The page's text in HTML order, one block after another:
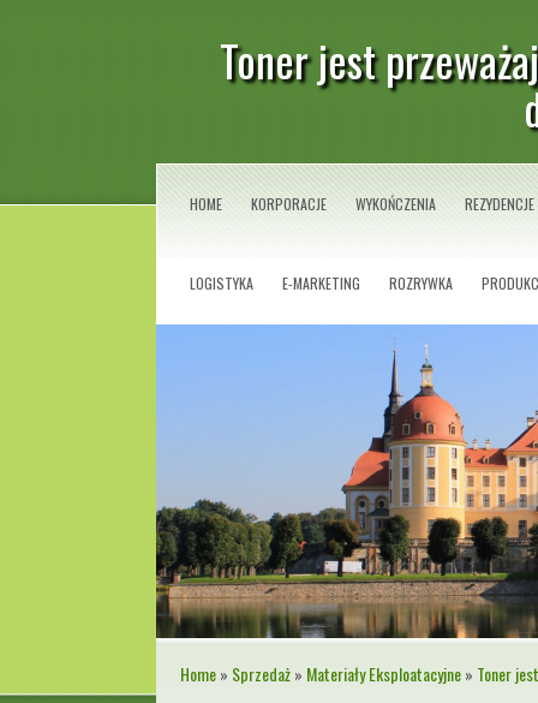
Toner jest
HOME KORPORACJE WYKOŃCZENIA REZYDENCJE
LOGISTYKA E-MARKETING ROZRYWKA
Home» Sprzedaż» Materiały Eksploatacyjne» Toner